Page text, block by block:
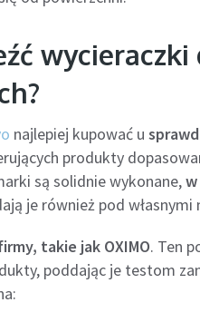
najlepiej kupować u
produkty
są solidnie wykonane,
je również pod własnymi
takie jak OXIMO. Ten
poddając je testom